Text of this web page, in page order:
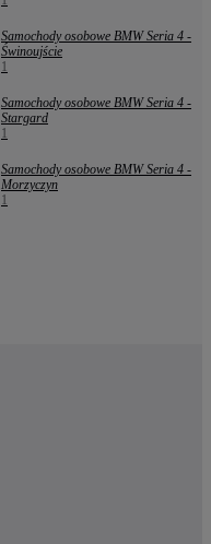
Samochody osobowe BMW Seria 4 -
Świnoujście
1
Samochody osobowe BMW Seria 4 -
Stargard
1
Samochody osobowe BMW Seria 4 -
Morzyczyn
1